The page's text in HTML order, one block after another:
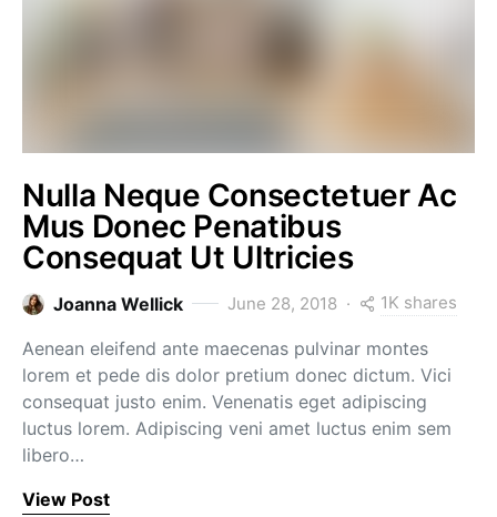
Nulla Neque Consectetuer Ac
Mus Donec Penatibus
Consequat Ut Ultricies
Joanna Wellick June 28, 2018 1K shares
Aenean eleifend ante maecenas pulvinar montes
lorem et pede dis dolor pretium donec dictum. Vici
consequat justo enim. Venenatis eget adipiscing
luctus lorem. Adipiscing veni amet luctus enim sem
libero…
View Post